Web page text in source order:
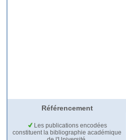
Référencement
Les publications encodées
constituent la bibliographie académique